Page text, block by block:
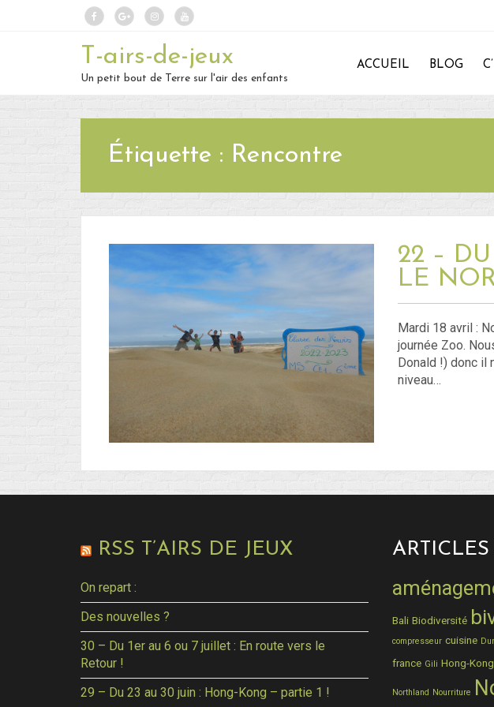
T-airs-de-jeux
Un petit bout de Terre sur l'air des enfants
ACCUEIL BLOG
Étiquette : Rencontre
22 –
LE
Mardi 18 avril :
journée Zoo.
Donald !) donc il
niveau…
RSS T’AIRS DE JEUX
On repart :
Des nouvelles ?
30 – Du 1er au 6 ou 7 juillet : En route vers le
Retour !
29 – Du 23 au 30 juin : Hong-Kong – partie 1 !
Bali Biodiversité
compresseur cuisine
france Gili Hong-Kong
Northland Nourriture